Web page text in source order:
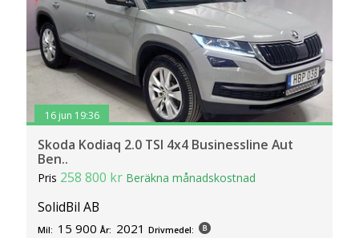
16 jun 19:36
Skoda Kodiaq 2.0 TSI 4x4 Businessline Aut
Ben..
Pris 258 800 kr Beräkna månadskostnad
SolidBil AB
Mil: 15 900 År: 2021 Drivmedel: